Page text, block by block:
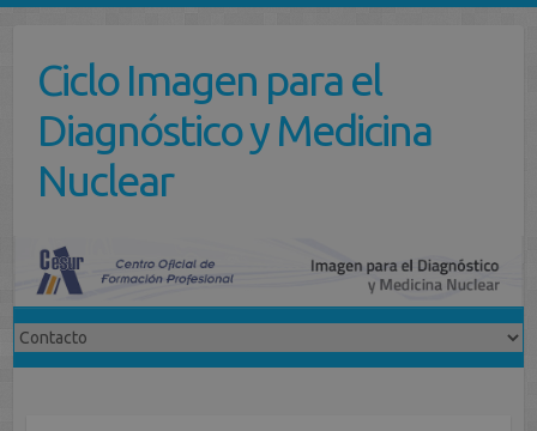
contenidoCiclo Imagen para el
Diagnóstico y Medicina
Nuclear